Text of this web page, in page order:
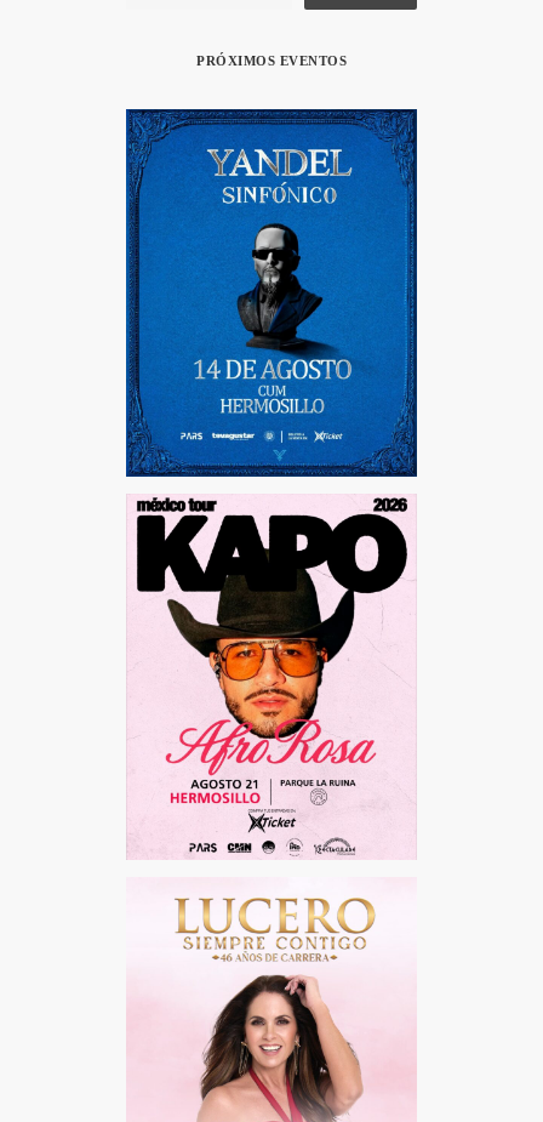
PRÓXIMOS EVENTOS